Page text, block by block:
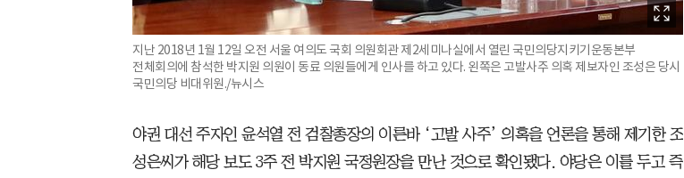
지난 2018년 1월 12일 오전 서울 여의도 국회 의원회관 제2세미나실에서 열린 국민의당지키기운동본부
전체회의에 참석한 박지원 의원이 동료 의원들에게 인사를 하고 있다. 왼쪽은 고발사주 의혹 제보자인 조성은 당시
국민의당 비대위원./뉴시스
야권 대선 주자인 윤석열 전 검찰총장의 이른바 ‘고발 사주’ 의혹을 언론을 통해 제기한 조
성은씨가 해당 보도 3주 전 박지원 국정원장을 만난 것으로 확인됐다. 야당은 이를 두고 즉